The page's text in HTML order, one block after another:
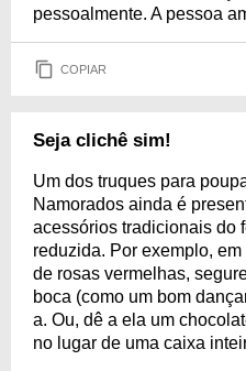
pessoalmente. A pessoa
COPIAR
Seja clichê sim!
Um dos truques para
Namorados ainda é
acessórios tradicionais do
reduzida. Por exemplo,
de rosas vermelhas,
boca (como um bom
a. Ou, dê a ela um
no lugar de uma caixa